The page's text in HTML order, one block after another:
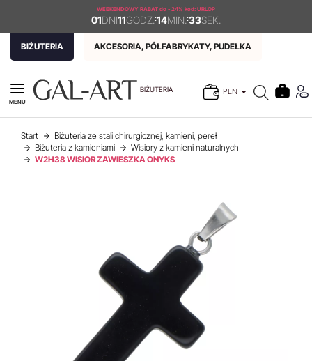
WEEKENDOWY RABAT do - 24% kod: URLOP
01DNI11GODZ. :14MIN. :33SEK.
BIŻUTERIA AKCESORIA, PÓŁFABRYKATY, PUDEŁKA
BIŻUTERIA PLN
MENU
Start
Biżuteria ze stali chirurgicznej, kamieni, pereł
Biżuteria z kamieniami
Wisiory z kamieni naturalnych
W2H38 WISIOR ZAWIESZKA ONYKS